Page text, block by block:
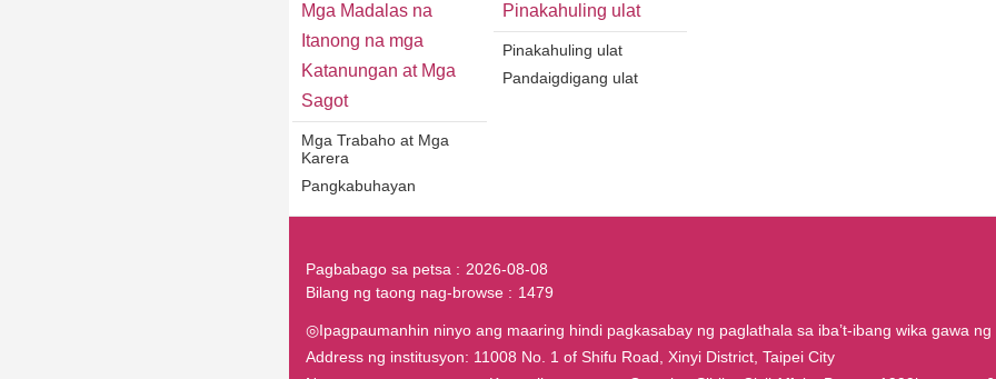
Mga Madalas na
Itanong na mga
Katanungan at Mga
Sagot
Mga Trabaho at Mga
Karera
Pangkabuhayan
Pinakahuling ulat
Pinakahuling ulat
Pandaigdigang ulat
Pagbabago sa petsa
2026-08-08
Bilang ng taong nag-browse
1479
◎Ipagpaumanhin ninyo ang maaring hindi pagkasabay ng paglathala sa iba’t-ibang wika gawa
Address ng institusyon: 11008 No. 1 of Shifu Road, Xinyi District, Taipei City